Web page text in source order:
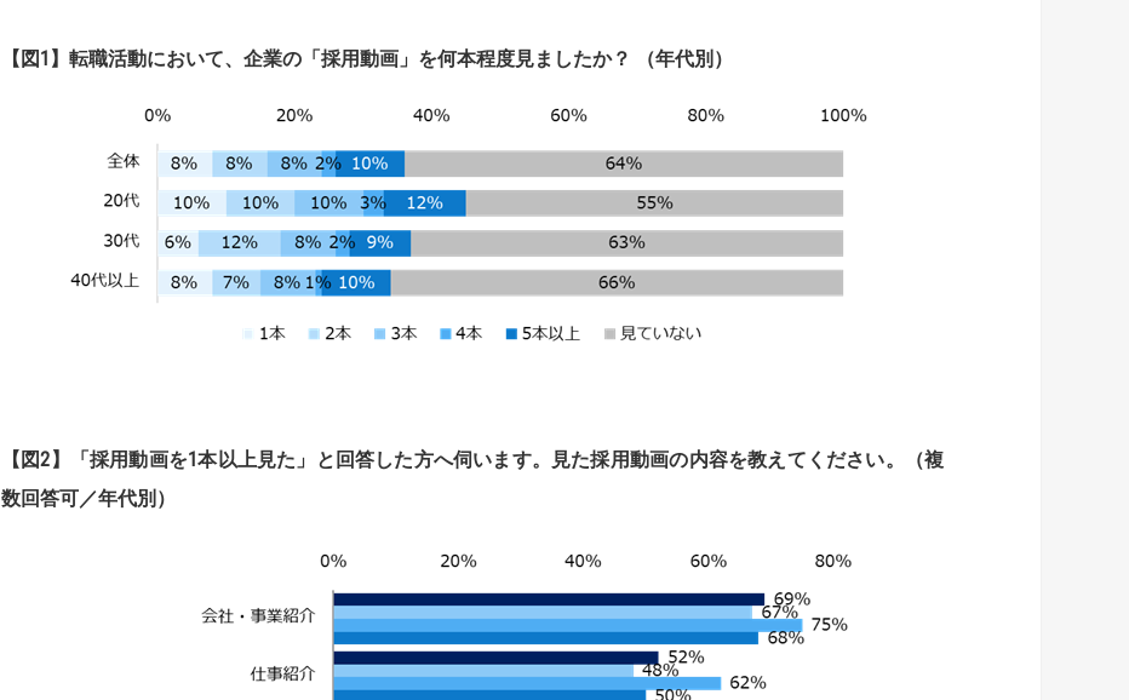
【 図1】転職活動において、企業の「採用動画」を何本程度見ましたか？ （年代別）
【 図2】 「採用動画を1本以上見た」と回答した方へ伺います。見た採用動画の内容を教えてください。
（複
数回答可／年代別）